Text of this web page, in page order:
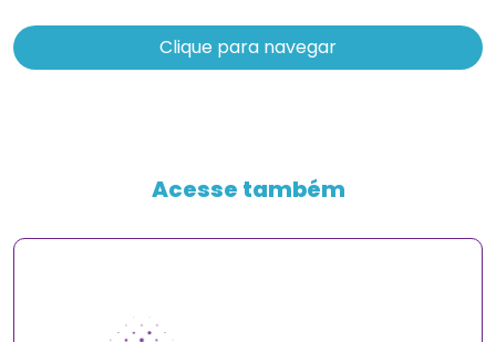
Clique para navegar
Acesse também